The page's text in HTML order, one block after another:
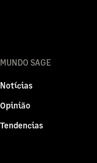
MUNDO SAGE
Notícias
Opinião
Tendencias